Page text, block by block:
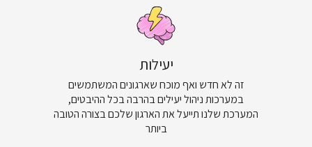
יעילות
זה לא חדש ואף מוכח שארגונים המשתמשים
במערכות ניהול יעילים בהרבה בכל ההיבטים,
המערכת שלנו תייעל את הארגון שלכם בצורה הטובה
ביותר